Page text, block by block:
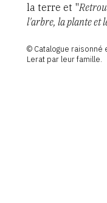
la terre et "
l'arbre, la plante et
© Catalogue raisonné
Lerat par leur famille.